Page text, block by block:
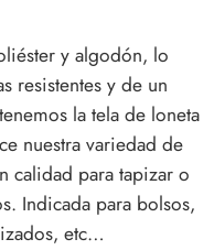
y algodón, lo
resistentes y de un
la tela de loneta
nuestra variedad de
calidad para tapizar o
Indicada para bolsos,
etc…